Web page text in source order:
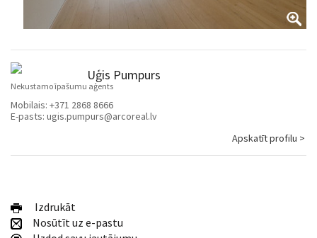
Uģis Pumpurs
Nekustamo īpašumu aģents
Mobilais: +371 2868 8666
E-pasts: ugis.pumpurs@arcoreal.lv
Apskatīt profilu >
Izdrukāt
Nosūtīt uz e-pastu